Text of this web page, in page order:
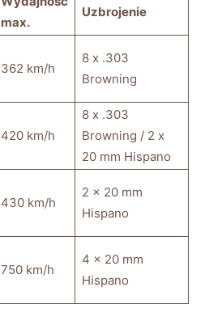
max.
Uzbrojenie
362 km/h
8 x .303
Browning
420 km/h
8 x .303
Browning / 2 x
20 mm Hispano
430 km/h
2 x 20 mm
Hispano
750 km/h
4 x 20 mm
Hispano